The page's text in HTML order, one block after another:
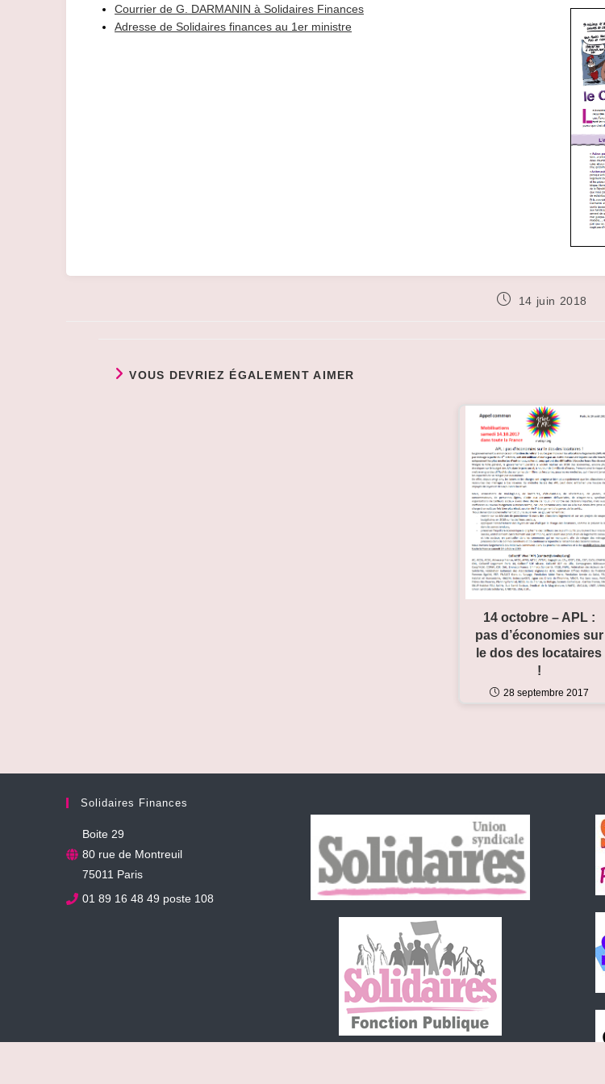
Courrier de G. DARMANIN à Solidaires Finances
Adresse de Solidaires finances au 1er ministre
Publication
14 juin 2018
VOUS DEVRIEZ ÉGALEMENT AIMER
14 octobre – APL :
pas d’économies sur
le dos des locataires
!
28 septembre 2017
Solidaires Finances
Boite 29
80 rue de Montreuil
75011 Paris
01 89 16 48 49 poste 108